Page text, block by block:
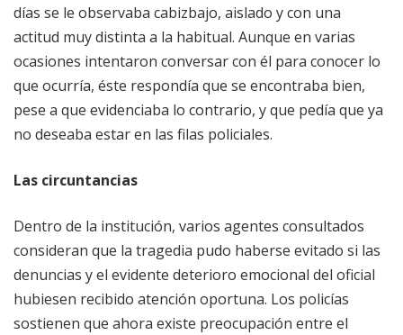
días se le observaba cabizbajo, aislado y con una
actitud muy distinta a la habitual. Aunque en varias
ocasiones intentaron conversar con él para conocer lo
que ocurría, éste respondía que se encontraba bien,
pese a que evidenciaba lo contrario, y que pedía que ya
no deseaba estar en las filas policiales.
Las circuntancias
Dentro de la institución, varios agentes consultados
consideran que la tragedia pudo haberse evitado si las
denuncias y el evidente deterioro emocional del oficial
hubiesen recibido atención oportuna. Los policías
sostienen que ahora existe preocupación entre el